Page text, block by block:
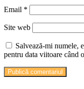
Email *
Site web
Salvează-mi numele,
pentru data viitoare când